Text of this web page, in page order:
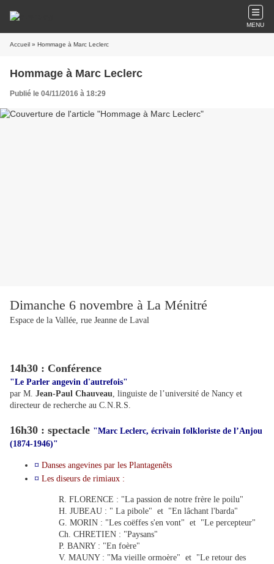
MENU
Accueil » Hommage à Marc Leclerc
Hommage à Marc Leclerc
Publié le 04/11/2016 à 18:29
Dimanche 6 novembre à La Ménitré
Espace de la Vallée, rue Jeanne de Laval
14h30 : Conférence
"Le Parler angevin d'autrefois"
par M. Jean-Paul Chauveau, linguiste de l’université de Nancy et
directeur de recherche au C.N.R.S.
16h30 : spectacle "Marc Leclerc, écrivain folkloriste de l’Anjou
(1874-1946)"
¤ Danses angevines par les Plantagenêts
¤ Les diseurs de rimiaux :
R. FLORENCE : "La passion de notre frère le poilu"
H. JUBEAU : " La pibole" et "En lâchant l'barda"
G. MORIN : "Les coëffes s'en vont" et "Le percepteur"
Ch. CHRETIEN : "Paysans"
P. BANRY : "En foère"
V. MAUNY : "Ma vieille ormoère" et "Le retour des